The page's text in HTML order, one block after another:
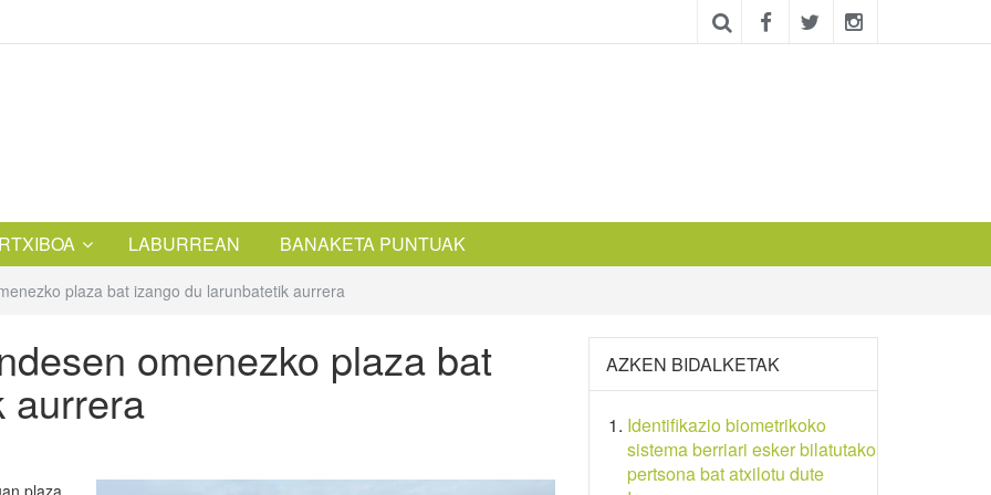
LABURREAN BANAKETA PUNTUAK
plaza bat izango du larunbatetik aurrera
omenezko plaza bat
aurrera
plaza
AZKEN BIDALKETAK
Identifikazio biometrikoko
sistema berriari esker bilatutako
pertsona bat atxilotu dute